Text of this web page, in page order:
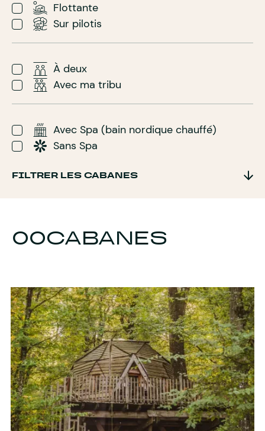
Flottante
Sur pilotis
À deux
Avec ma tribu
Avec Spa (bain nordique chauffé)
Sans Spa
FILTRER LES CABANES
00CABANES